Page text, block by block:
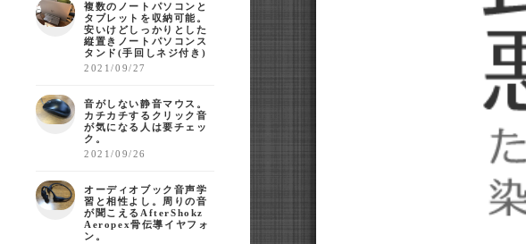
複数のノートパソコンと
タブレットを収納可能。
安いけどしっかりとした
縦置きノートパソコンス
タンド(手回しネジ付き)
2021/09/27
音がしない静音マウス。
カチカチするクリック音
が気になる人は要チェッ
ク。
2021/09/26
オーディオブック音声学
習と相性よし。周りの音
が聞こえるAfterShokz
Aeropex骨伝導イヤフォ
ン。